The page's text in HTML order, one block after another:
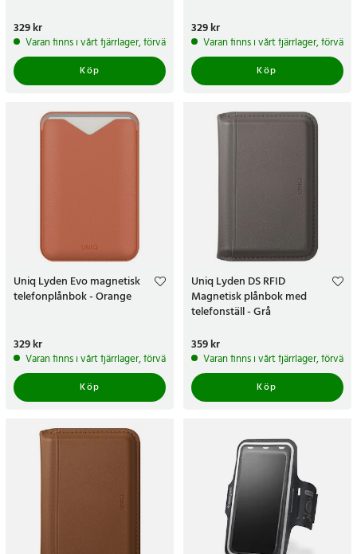
Pris:329 kr
329 kr
Varan finns i vårt fjärrlager, förväntas skickas inom 5-7 arbetsdagar
Köp
Pris:329 kr
329 kr
Varan finns i vårt fjärrlager,
Köp
Uniq Lyden Evo magnetisk
telefonplånbok - Orange
Pris:329 kr
329 kr
Varan finns i vårt fjärrlager, förväntas skickas inom 5-7 arbetsdagar
Köp
Uniq Lyden DS RFID
Magnetisk plånbok med
telefonställ - Grå
Pris:359 kr
359 kr
Varan finns i vårt fjärrlager,
Köp